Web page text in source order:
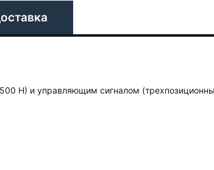
Н) и управляющим сигналом